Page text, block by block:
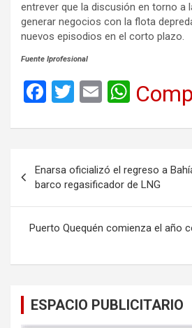
entrever que la discusión en torno a
generar negocios con la flota
nuevos episodios en el corto plazo.
Fuente Iprofesional
F
ce
o
o
k
T
tt
er
E
ail
W
at
A
p
p
de
entradas
Enarsa oficializó el regreso a
barco regasificador de LNG
Puerto Quequén comienza el año
ESPACIO PUBLICITARIO